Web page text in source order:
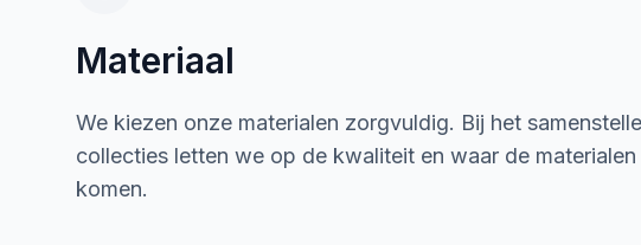
Materiaal
We kiezen onze materialen zorgvuldig. Bij het
collecties letten we op de kwaliteit en waar de materialen
komen.